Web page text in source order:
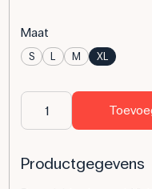
Maat
S L M XL
Productgegevens